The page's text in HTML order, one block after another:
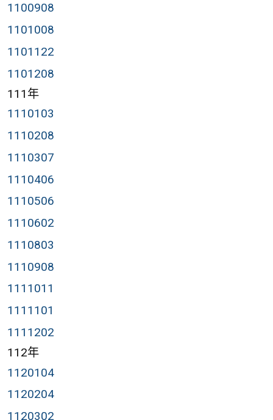
1100908
1101008
1101122
1101208
111年
1110103
1110208
1110307
1110406
1110506
1110602
1110803
1110908
1111011
1111101
1111202
112年
1120104
1120204
1120302